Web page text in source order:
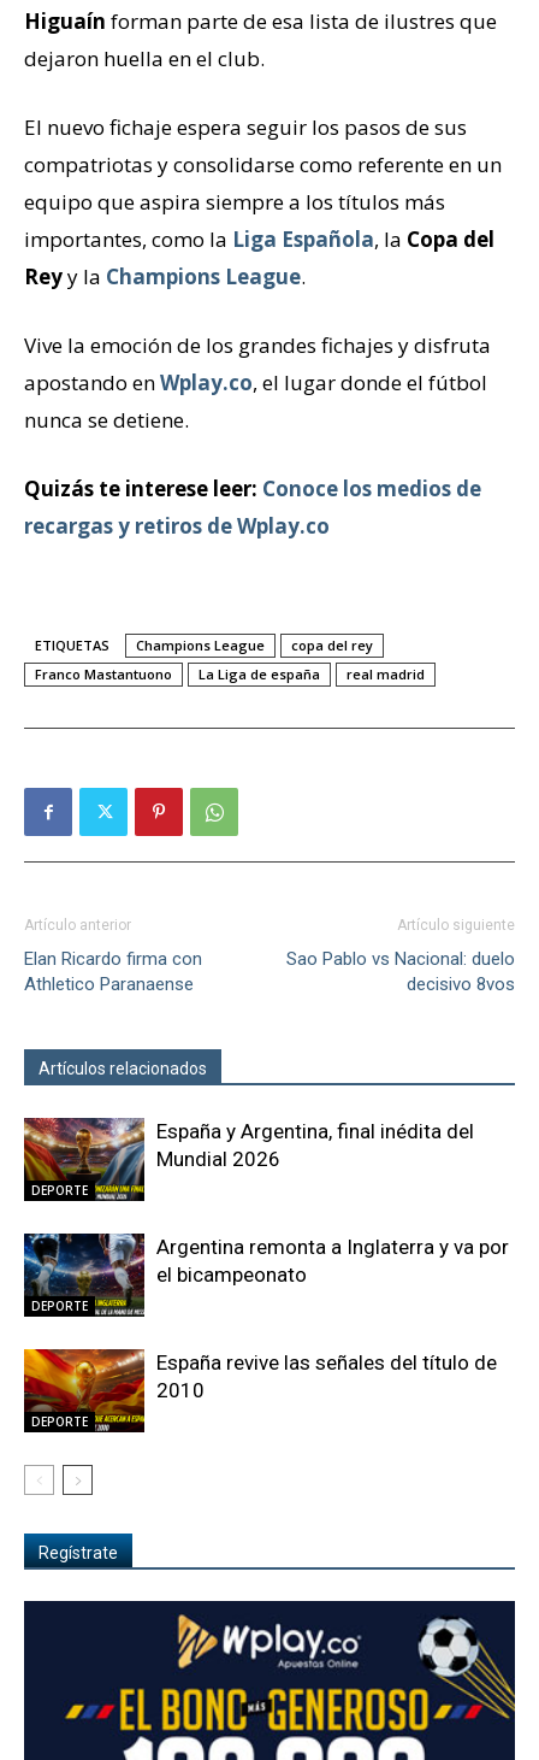
Higuaín forman parte de esa lista de ilustres que
dejaron huella en el club.
El nuevo fichaje espera seguir los pasos de sus
compatriotas y consolidarse como referente en un
equipo que aspira siempre a los títulos más
importantes, como la Liga Española, la Copa del
Reyy la Champions League.
Vive la emoción de los grandes fichajes y disfruta
apostando enWplay.co, el lugar donde el fútbol
nunca se detiene.
Quizás te interese leer: Conoce los medios de
recargas y retiros de Wplay.co
ETIQUETAS Champions League
copa del rey
Franco Mastantuono
La Liga de españa real madrid
Artículo anterior
Elan Ricardo firma con
Athletico Paranaense
Artículo siguiente
Sao Pablo vs Nacional: duelo
decisivo 8vos
Artículos relacionados
DEPORTE
España y Argentina, final inédita del
Mundial 2026
DEPORTE
Argentina remonta a Inglaterra y va por
el bicampeonato
DEPORTE
España revive las señales del título de
2010
Regístrate